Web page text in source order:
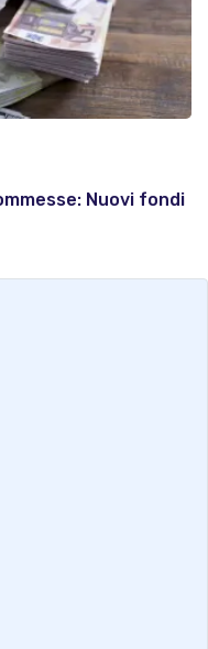
Nuovi fondi